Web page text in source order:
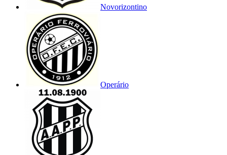
Novorizontino
Operário